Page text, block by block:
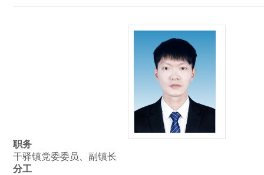
职务
干驿镇党委委员、副镇长
分工